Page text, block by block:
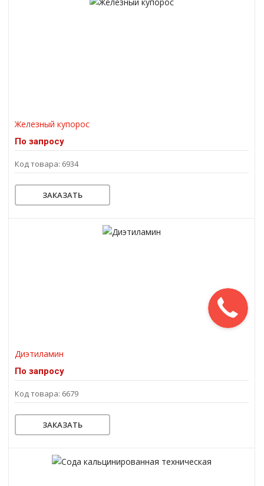
Железный купорос
По запросу
Код товара: 6934
ЗАКАЗАТЬ
Диэтиламин
По запросу
Код товара: 6679
ЗАКАЗАТЬ